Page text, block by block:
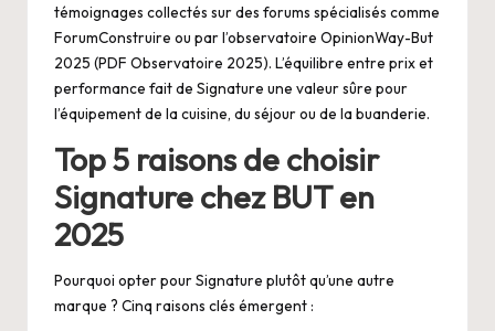
témoignages collectés sur des forums spécialisés comme
ForumConstruire ou par l’observatoire OpinionWay-But
2025 (PDF Observatoire 2025). L’équilibre entre prix et
performance fait de Signature une valeur sûre pour
l’équipement de la cuisine, du séjour ou de la buanderie.
Top 5 raisons de choisir
Signature chez BUT en
2025
Pourquoi opter pour Signature plutôt qu’une autre
marque ? Cinq raisons clés émergent :